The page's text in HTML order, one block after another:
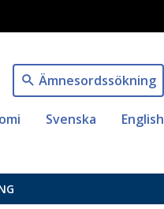
Ämnesordssökning
Svenska English